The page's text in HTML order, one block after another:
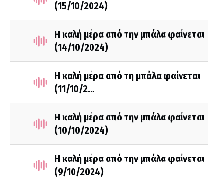
(15/10/2024)
Η καλή μέρα από την μπάλα φαίνεται
(14/10/2024)
Η καλή μέρα από τη μπάλα φαίνεται
(11/10/2…
Η καλή μέρα από την μπάλα φαίνεται
(10/10/2024)
Η καλή μέρα από την μπάλα φαίνεται
(9/10/2024)